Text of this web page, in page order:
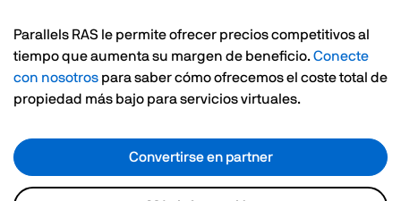
Parallels RAS le permite ofrecer precios competitivos al
tiempo que aumenta su margen de beneficio.Conecte
con nosotros para saber cómo ofrecemos el coste total de
propiedad más bajo para servicios virtuales.
Convertirse en partner